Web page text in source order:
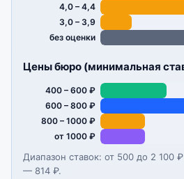
4,0 – 4,4
3,0 – 3,9
без оценки
Цены бюро (минимальная
400 – 600 ₽
600 – 800 ₽
800 – 1000 ₽
от 1000 ₽
Диапазон ставок: от 500 до 2 100
— 814 ₽.